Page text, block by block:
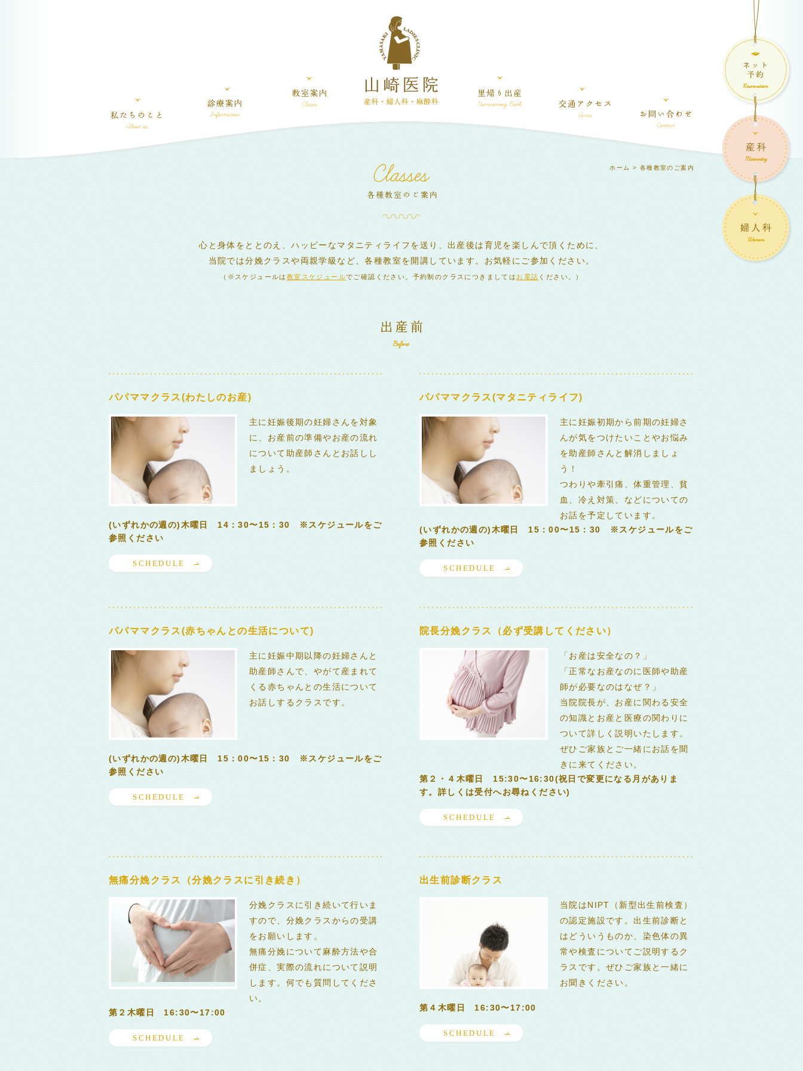
ホーム > 各種教室のご案内
心と身体をととのえ、ハッピーなマタニティライフを送り、出産後は育児を楽しんで頂くために、
当院では分娩クラスや両親学級など、各種教室を開講しています。お気軽にご参加ください。
（※スケジュールは 教室スケジュールでご確認ください。予約制のクラスにつきましては お電話 ください。）
パパママクラス(わたしのお産)
主に妊娠後期の妊婦さんを対象
に、お産前の準備やお産の流れ
について助産師さんとお話しし
ましょう。
(いずれかの週の)木曜日 14：30〜15：30 ※スケジュールをご
参照ください
SCHEDULE
パパママクラス(マタニティライフ)
主に妊娠初期から前期の妊婦さ
んが気をつけたいことやお悩み
を助産師さんと解消しましょ
う！
つわりや牽引痛、体重管理、貧
血、冷え対策、などについての
お話を予定しています。
(いずれかの週の)木曜日 15：00〜15：30 ※スケジュールをご
参照ください
SCHEDULE
パパママクラス(赤ちゃんとの生活について)
主に妊娠中期以降の妊婦さんと
助産師さんで、やがて産まれて
くる赤ちゃんとの生活について
お話しするクラスです。
(いずれかの週の)木曜日 15：00〜15：30 ※スケジュールをご
参照ください
SCHEDULE
院長分娩クラス（必ず受講してください）
「お産は安全なの？」
「正常なお産なのに医師や助産
師が必要なのはなぜ？」
当院院長が、お産に関わる安全
の知識とお産と医療の関わりに
ついて詳しく説明いたします。
ぜひご家族とご一緒にお話を聞
きに来てください。
第２・４木曜日 15:30〜16:30(祝日で変更になる月がありま
す。詳しくは受付へお尋ねください)
SCHEDULE
無痛分娩クラス（分娩クラスに引き続き）
分娩クラスに引き続いて行いま
すので、分娩クラスからの受講
をお願いします。
無痛分娩について麻酔方法や合
併症、実際の流れについて説明
します。何でも質問してくださ
い。
第２木曜日 16:30〜17:00
SCHEDULE
出生前診断クラス
当院はNIPT（新型出生前検査）
の認定施設です。出生前診断と
はどういうものか、染色体の異
常や検査についてご説明するク
ラスです。ぜひご家族と一緒に
お聞きください。
第４木曜日 16:30〜17:00
SCHEDULE